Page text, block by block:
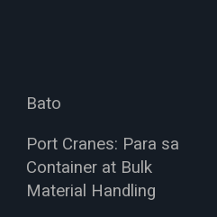
Bato
Port Cranes: Para sa
Container at Bulk
Material Handling